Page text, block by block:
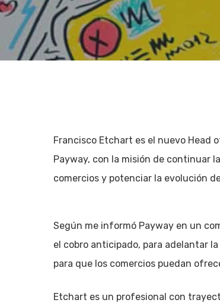
Hit enter to search or ESC to close
Francisco Etchart es el nuevo Head
Payway, con la misión de continuar
comercios y potenciar la evolución
Según me informó Payway en un
el cobro anticipado, para adelantar
para que los comercios puedan
Etchart es un profesional con